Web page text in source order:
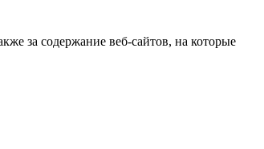
за содержание веб-сайтов, на которые